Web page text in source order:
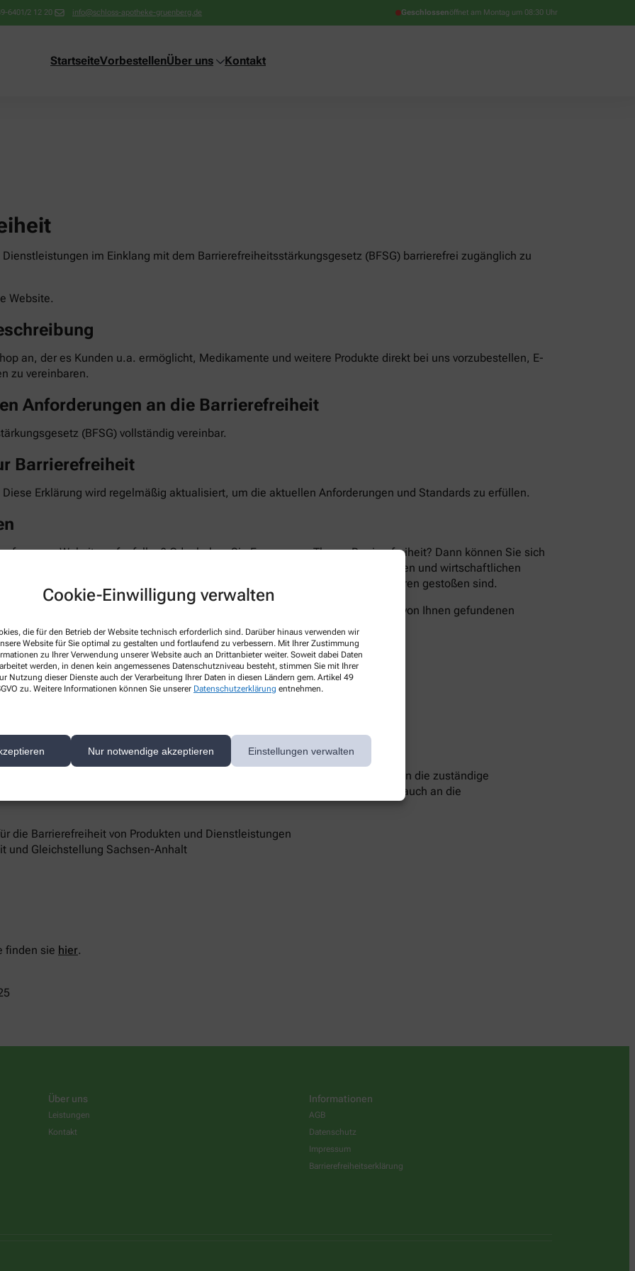
Cookie-Einwilligung verwalten
die für den Betrieb der Website technisch erforderlich sind. Darüber hinaus verwenden wir
Website für Sie optimal zu gestalten und fortlaufend zu verbessern. Mit Ihrer Zustimmung
zu Ihrer Verwendung unserer Website auch an Drittanbieter weiter. Soweit dabei Daten
werden, in denen kein angemessenes Datenschutzniveau besteht, stimmen Sie mit Ihrer
Nutzung dieser Dienste auch der Verarbeitung Ihrer Daten in diesen Ländern gem. Artikel 49
zu. Weitere Informationen können Sie unserer Datenschutzerklärung entnehmen.
Nur notwendige akzeptieren Einstellungen verwalten
6401/2 12 20 info@schloss-apotheke-gruenberg.de Geschlossenöffnet am Montag um 08:30 Uhr
StartseiteVorbestellenÜber uns Kontakt
im Einklang mit dem Barrierefreiheitsstärkungsgesetz (BFSG) barrierefrei zugänglich zu
Website.
an, der es Kunden u.a. ermöglicht, Medikamente und weitere Produkte direkt bei uns vorzubestellen, E-
zu vereinbaren.
Anforderungen an die Barrierefreiheit
(BFSG) vollständig vereinbar.
Barrierefreiheit
Erklärung wird regelmäßig aktualisiert, um die aktuellen Anforderungen und Standards zu erfüllen.
unserer Website aufgefallen? Oder haben Sie Fragen zum Thema Barrierefreiheit? Dann können Sie sich
und bemühen uns, die gemeldeten Barrieren im Rahmen der technischen und wirtschaftlichen
teilen Sie uns mit, auf welcher Seite und bei welcher Funktion Sie auf Barrieren gestoßen sind.
auf unserer Website. Sie können uns auch über folgende Wege die von Ihnen gefundenen
keine zufriedenstellenden Antworten erhalten, können Sie sich an die zuständige
unterstützt Sie dabei, ihre Rechte geltend zu machen. Sie können sich auch an die
die Barrierefreiheit von Produkten und Dienstleistungen
und Gleichstellung Sachsen-Anhalt
finden sie hier.
Über uns
Leistungen
Kontakt
Informationen
AGB
Datenschutz
Impressum
Barrierefreiheitserklärung